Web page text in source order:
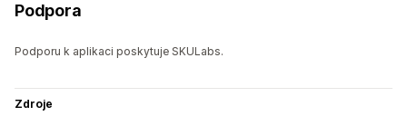
Podpora
Podporu k aplikaci poskytuje SKULabs.
Zdroje